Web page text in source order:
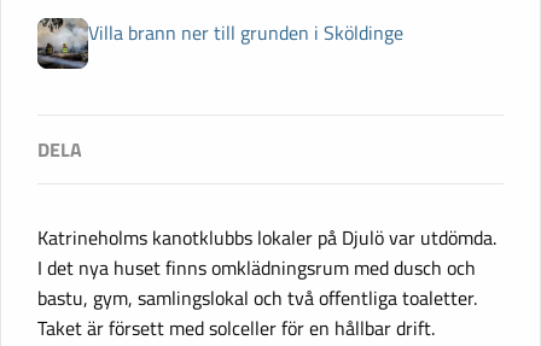
Villa brann ner till grunden i Sköldinge
Katrineholms kanotklubbs lokaler på Djulö var utdömda.
I det nya huset finns omklädningsrum med dusch och
bastu, gym, samlingslokal och två offentliga toaletter.
Taket är försett med solceller för en hållbar drift.